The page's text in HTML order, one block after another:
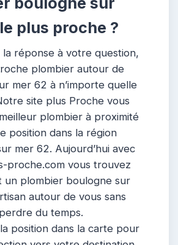
plus proche ?
la réponse à votre question,
plombier autour de
mer 62 à n’importe quelle
site plus Proche vous
plombier à proximité
position dans la région
mer 62. Aujourd’hui avec
proche.com vous trouvez
un plombier boulogne sur
autour de vous sans
perdre du temps.
position dans la carte pour